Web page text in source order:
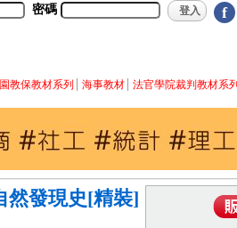
密碼 f
教保教材系列 海事教材 法官學院裁判教材系列
然發現史[精裝]